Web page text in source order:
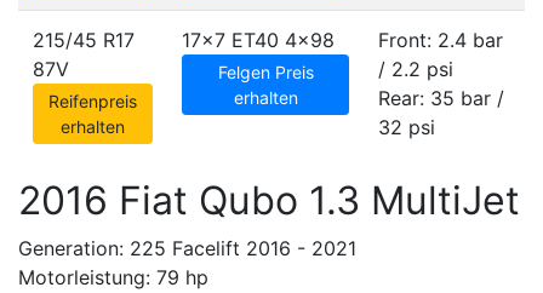
215/45 R17
87V
Reifenpreis
erhalten
17x7 ET40 4x98
Felgen Preis
erhalten
Front: 2.4 bar
/ 2.2 psi
Rear: 35 bar /
32 psi
2016 Fiat Qubo 1.3 MultiJet
Generation: 225 Facelift 2016 - 2021
Motorleistung: 79 hp